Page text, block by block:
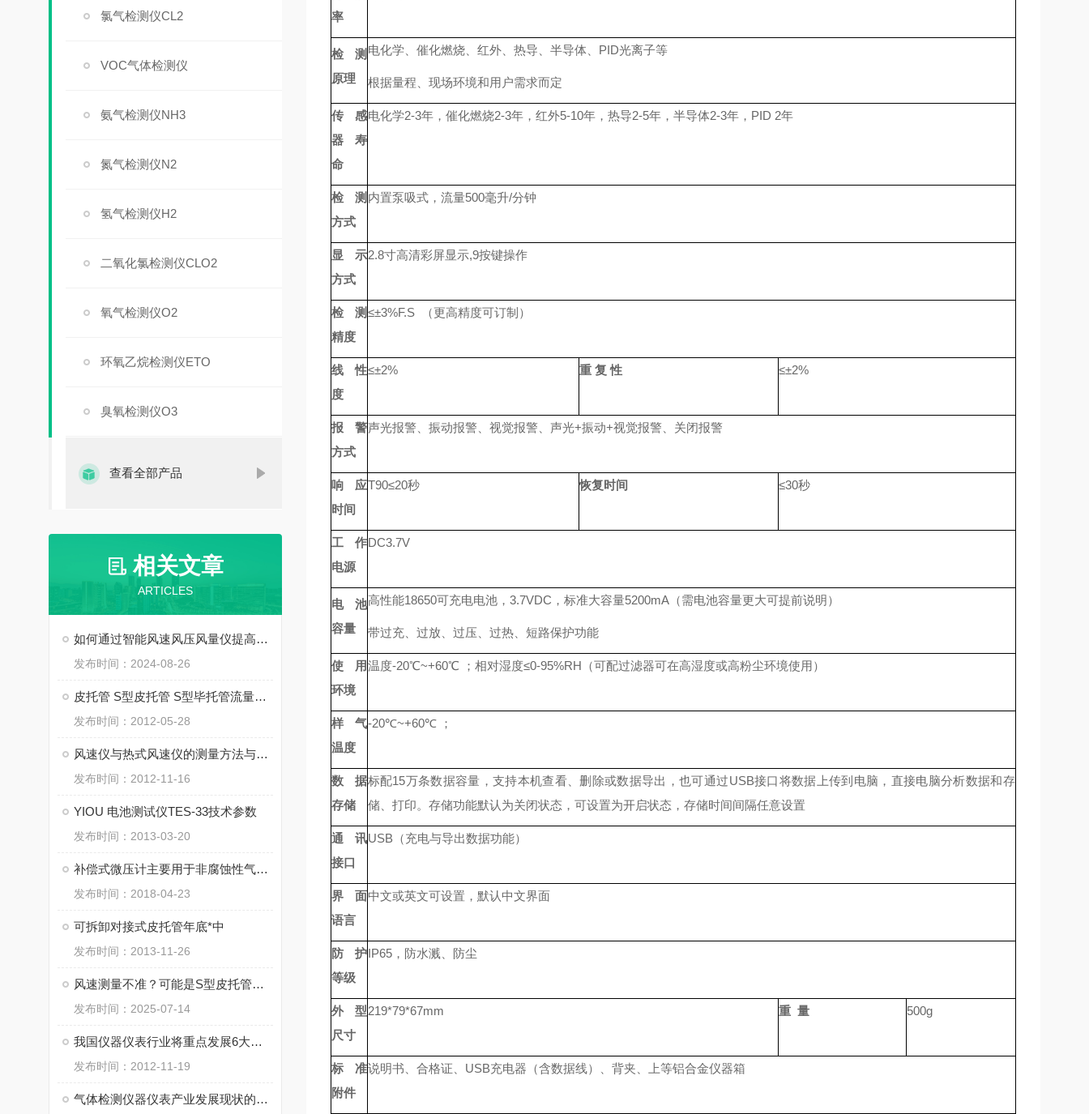
氯气检测仪CL2
VOC气体检测仪
氨气检测仪NH3
氮气检测仪N2
氢气检测仪H2
二氧化氯检测仪CLO2
氧气检测仪O2
环氧乙烷检测仪ETO
臭氧检测仪O3
查看全部产品
相关文章
ARTICLES
如何通过智能风速风压风量仪提高空气流通效率
发布时间：2024-08-26
皮托管 S型皮托管 S型毕托管流量计技术标准
发布时间：2012-05-28
风速仪与热式风速仪的测量方法与应用
发布时间：2012-11-16
YIOU 电池测试仪TES-33技术参数
发布时间：2013-03-20
补偿式微压计主要用于非腐蚀性气体微小压力量值的传递
发布时间：2018-04-23
可拆卸对接式皮托管年底*中
发布时间：2013-11-26
风速测量不准？可能是S型皮托管安装错了
发布时间：2025-07-14
我国仪器仪表行业将重点发展6大领域
发布时间：2012-11-19
气体检测仪器仪表产业发展现状的分析
率
检测
原理
电化学、催化燃烧、红外、热导、半导体、PID光离子等
根据量程、现场环境和用户需求而定
传感
器寿
命
电化学2-3年，催化燃烧2-3年，红外5-10年，热导2-5年，半导体2-3年，PID 2年
检测
方式
内置泵吸式，流量500毫升/分钟
显示
方式
2.8寸高清彩屏显示,9按键操作
检测
精度
≤±3%F.S （更高精度可订制）
线 性
度
≤±2% 重 复 性 ≤±2%
报警
方式
声光报警、振动报警、视觉报警、声光+振动+视觉报警、关闭报警
响应
时间
T90≤20秒 恢复时间 ≤30秒
工作
电源
DC3.7V
电池
容量
高性能18650可充电电池，3.7VDC，标准大容量5200mA（需电池容量更大可提前说明）
带过充、过放、过压、过热、短路保护功能
使用
环境
温度-20℃~+60℃ ；相对湿度≤0-95%RH（可配过滤器可在高湿度或高粉尘环境使用）
样气
温度
-20℃~+60℃ ；
数据
存储
标配15万条数据容量，支持本机查看、删除或数据导出，也可通过USB接口将数据上传到电脑，直接电脑分析数据和存
储、打印。存储功能默认为关闭状态，可设置为开启状态，存储时间间隔任意设置
通讯
接口
USB（充电与导出数据功能）
界面
语言
中文或英文可设置，默认中文界面
防护
等级
IP65，防水溅、防尘
外型
尺寸
219*79*67mm 重 量 500g
标准
附件
说明书、合格证、USB充电器（含数据线）、背夹、上等铝合金仪器箱